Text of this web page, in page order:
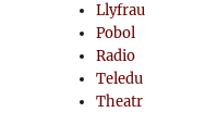
Llyfrau
Pobol
Radio
Teledu
Theatr